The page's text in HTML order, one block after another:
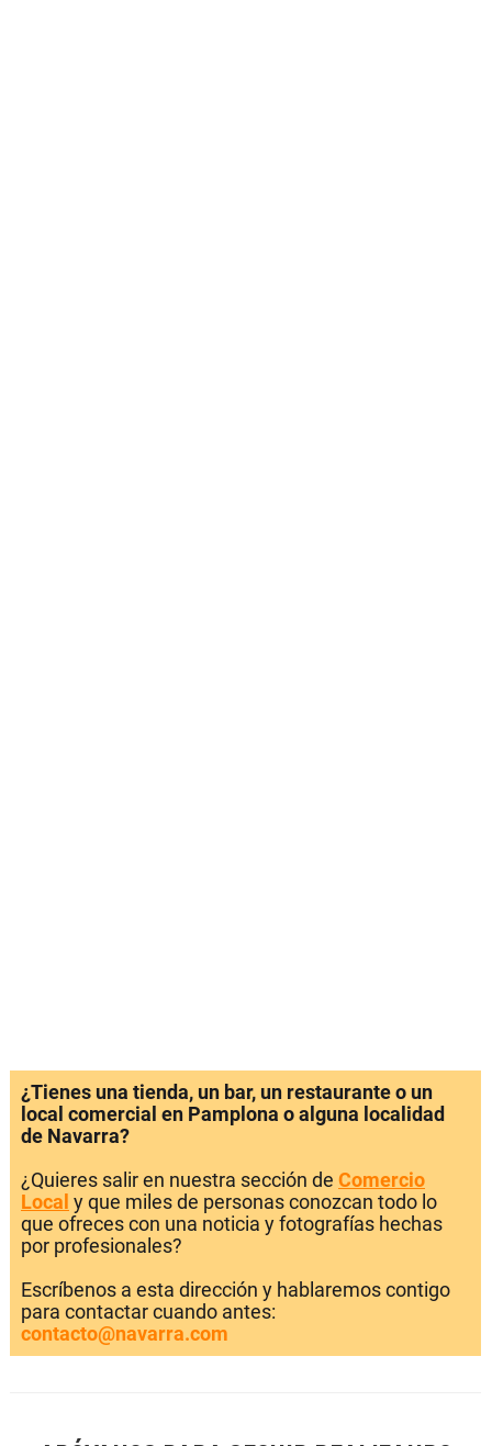
¿Tienes una tienda, un bar, un restaurante o un
local comercial en Pamplona o alguna localidad
de Navarra?
¿Quieres salir en nuestra sección de Comercio
Local y que miles de personas conozcan todo lo
que ofreces con una noticia y fotografías hechas
por profesionales?
Escríbenos a esta dirección y hablaremos contigo
para contactar cuando antes:
contacto@navarra.com